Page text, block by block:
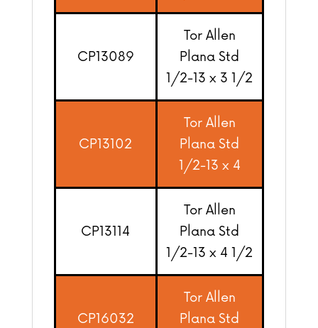
CP13089
Tor Allen
Plana Std
1/2-13 x 3 1/2
CP13102
Tor Allen
Plana Std
1/2-13 x 4
CP13114
Tor Allen
Plana Std
1/2-13 x 4 1/2
CP16032
Tor Allen
Plana Std